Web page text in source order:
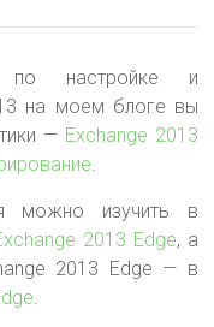
по настройке и
на моем блоге вы
— Exchange 2013
.
можно изучить в
2013 Edge, а
2013 Edge — в
.